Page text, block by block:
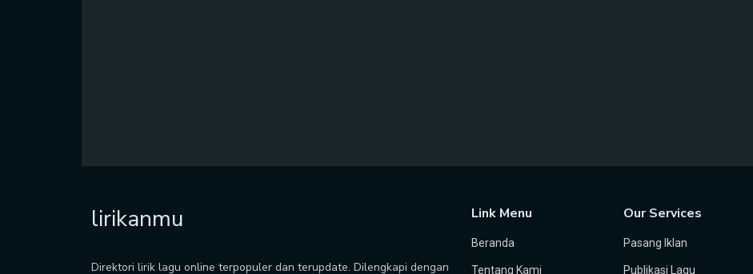
lirikanmu
Direktori lirik lagu online terpopuler dan terupdate. Dilengkapi dengan
Link Menu
Beranda
Tentang Kami
Our Services
Pasang Iklan
Publikasi Lagu